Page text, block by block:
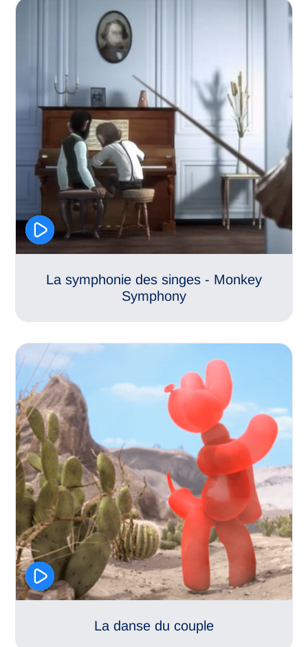
Estime de soi
Relations familiales
La symphonie des singes - Monkey
Symphony
Sentiments amoureux
La danse du couple